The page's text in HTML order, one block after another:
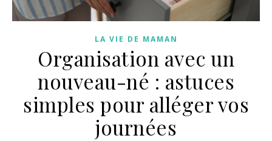
LA VIE DE MAMAN
Organisation avec un
nouveau-né : astuces
simples pour alléger vos
journées